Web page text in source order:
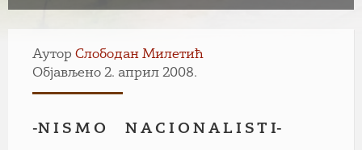
Аутор Слободан Милетић
Објављено 2. април 2008.
-N I S M O N A C I O N A L I S T I-